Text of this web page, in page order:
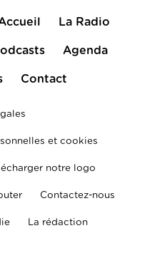
La Radio
Agenda
Contact
et cookies
notre logo
Contactez-nous
La rédaction